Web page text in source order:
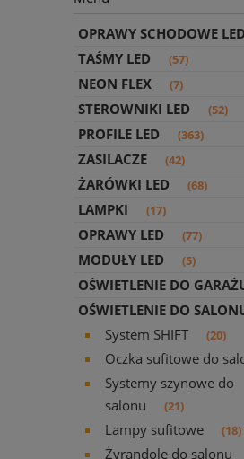
OPRAWY SCHODOWE LED
TAŚMY LED (57)
NEON FLEX (7)
STEROWNIKI LED (52)
PROFILE LED (363)
ZASILACZE (42)
ŻARÓWKI LED (68)
LAMPKI (17)
OPRAWY LED (77)
MODUŁY LED (5)
OŚWIETLENIE DO
OŚWIETLENIE DO
System SHIFT (20)
Oczka sufitowe do
Systemy szynowe do
salonu
(21)
Lampy sufitowe (18)
Żyrandole do salonu